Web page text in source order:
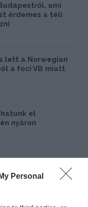
Personal
ami
érdemes a téli
lett a Norwegian
a foci VB miatt
el
nyáron